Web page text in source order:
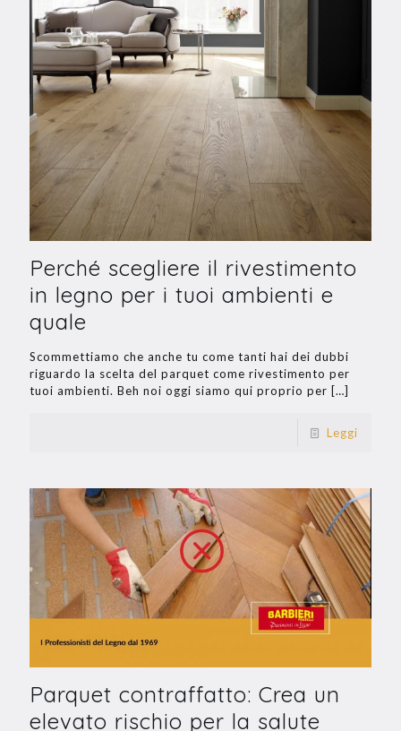
Perché scegliere il rivestimento
in legno per i tuoi ambienti e
quale
Scommettiamo che anche tu come tanti hai dei dubbi
riguardo la scelta del parquet come rivestimento per
tuoi ambienti. Beh noi oggi siamo qui proprio per […]
Leggi
Parquet contraffatto: Crea un
elevato rischio per la salute